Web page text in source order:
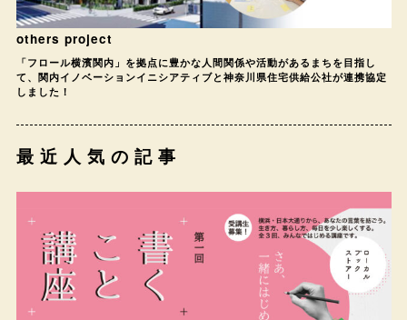
others project
「フロール横濱関内」を拠点に豊かな人間関係や活動があるまちを目指し
て、関内イノベーションイニシアティブと神奈川県住宅供給公社が連携協定
しました！
最近人気の記事